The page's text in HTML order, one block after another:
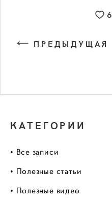
6
ПРЕДЫДУЩАЯ
КАТЕГОРИИ
• Все записи
• Полезные статьи
• Полезные видео